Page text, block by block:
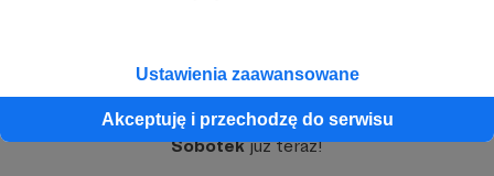
Ustawienia zaawansowane
Akceptuję i przechodzę do serwisu
koncerty, sesje DJ-skie, warsztaty, a czasem
także nocne kina, karaoke czy inne kreatywne
spotkania. Czasem to duże wydarzenia z
rozstawionym sound-systemem, światłami i
Dołącz do grona Patronów!
Wesprzyj działalność AutoraStowarzyszenie
Sobotekjuż teraz!